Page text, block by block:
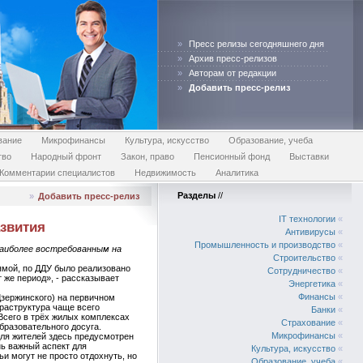
»
Пресс релизы сегодняшнего дня
»
Архив пресс-релизов
»
Авторам от редакции
»
Добавить пресс-релиз
Микрофинансы Культура, искусство
Образование, учеба
Народный фронт Закон, право Пенсионный фонд
Выставки
специалистов
Недвижимость Аналитика
» Добавить пресс-релиз
востребованным на
по ДДУ было реализовано
же период», - рассказывает
на первичном
чаще всего
в трёх жилых комплексах
досуга.
жителей здесь предусмотрен
важный аспект для
могут не просто отдохнуть, но
Разделы //
IT технологии «
Антивирусы «
Промышленность и производство «
Строительство «
Сотрудничество «
Энергетика «
Финансы «
Банки «
Страхование «
Микрофинансы «
Культура, искусство «